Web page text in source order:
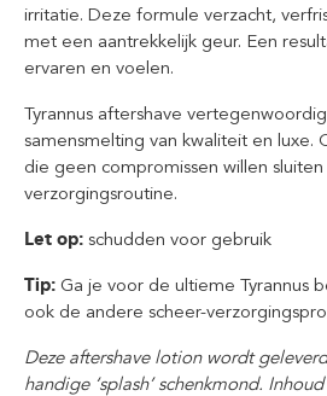
irritatie. Deze formule verzacht,
met een aantrekkelijk geur. Een
ervaren en voelen.
Tyrannus aftershave
samensmelting van kwaliteit en luxe.
die geen compromissen willen sluiten
verzorgingsroutine.
Let op: schudden voor gebruik
Tip: Ga je voor de ultieme Tyrannus
ook de andere scheer-
Deze aftershave lotion wordt
handige ‘splash’ schenkmond.